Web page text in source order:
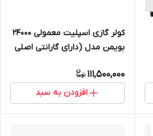
کولر گازی اسپلیت معمولی 24000
بویمن مدل (دارای گارانتی اصلی
24TP
111,500,000
افزودن به سبد